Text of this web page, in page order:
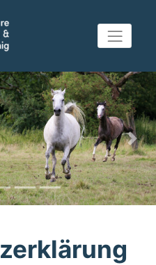
Next